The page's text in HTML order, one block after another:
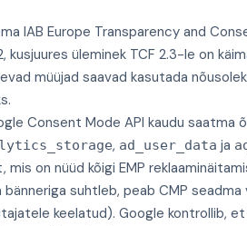
IAB Europe Transparency and
üleminek TCF 2.3-le on
müüjad saavad kasutada
Consent Mode API kaudu saatma
, ad_user_data ja
on nüüd kõigi EMP
bänneriga suhtleb, peab CMP seadma
keelatud). Google kontrollib,